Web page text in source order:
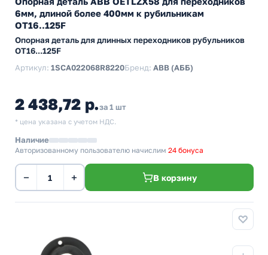
6мм, длиной более 400мм к рубильникам
ОТ16..125F
Опорная деталь для длинных переходников рубульников
OT16...125F
Артикул: 1SCA022068R8220Бренд: ABB (АББ)
2 438,72 р.за 1 шт
* цена указана с учетом НДС.
Наличие
Авторизованному пользователю начислим 24 бонуса
− + В корзину